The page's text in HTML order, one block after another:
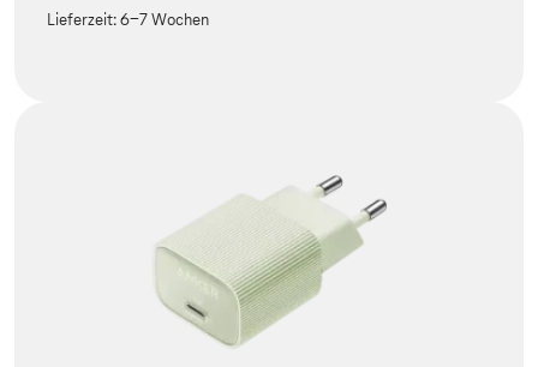
Lieferzeit:6-7 Wochen